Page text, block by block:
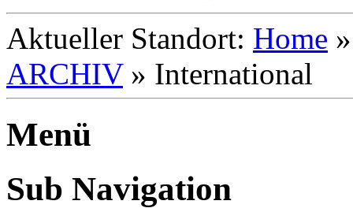
Aktueller Standort: Home
ARCHIV» International
Menü
Sub Navigation